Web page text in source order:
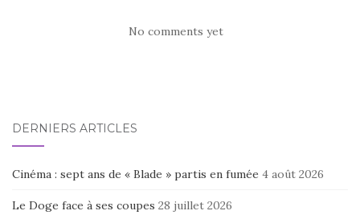
No comments yet
DERNIERS ARTICLES
Cinéma : sept ans de « Blade » partis en fumée 4 août 2026
Le Doge face à ses coupes 28 juillet 2026